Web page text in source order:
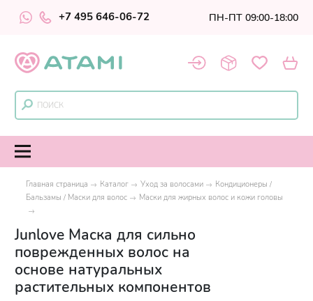
+7 495 646-06-72 ПН-ПТ 09:00-18:00
Главная страница Каталог Уход за волосами
Кондиционеры /
Бальзамы / Маски для волос
Маски для жирных волос и кожи головы
Junlove Маска для сильно
поврежденных волос на
основе натуральных
растительных компонентов